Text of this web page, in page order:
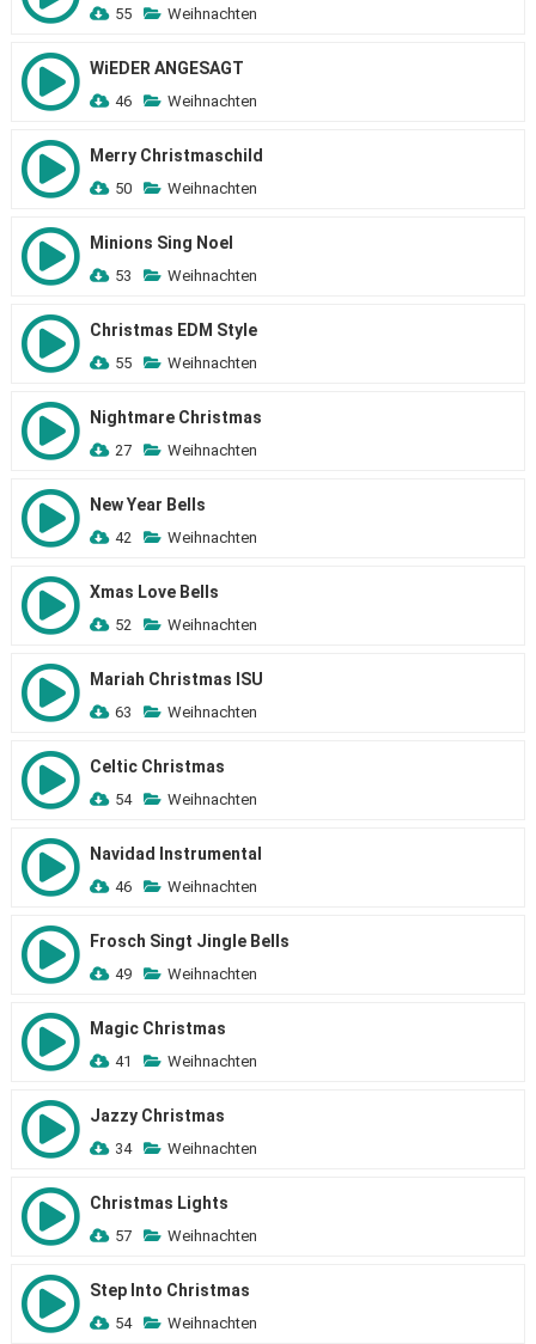
55 Weihnachten
WiEDER ANGESAGT
46 Weihnachten
Merry Christmaschild
50 Weihnachten
Minions Sing Noel
53 Weihnachten
Christmas EDM Style
55 Weihnachten
Nightmare Christmas
27 Weihnachten
New Year Bells
42 Weihnachten
Xmas Love Bells
52 Weihnachten
Mariah Christmas ISU
63 Weihnachten
Celtic Christmas
54 Weihnachten
Navidad Instrumental
46 Weihnachten
Frosch Singt Jingle Bells
49 Weihnachten
Magic Christmas
41 Weihnachten
Jazzy Christmas
34 Weihnachten
Christmas Lights
57 Weihnachten
Step Into Christmas
54 Weihnachten